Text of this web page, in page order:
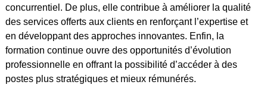
concurrentiel. De plus, elle contribue à améliorer la qualité
des services offerts aux clients en renforçant l’expertise et
en développant des approches innovantes. Enfin, la
formation continue ouvre des opportunités d’évolution
professionnelle en offrant la possibilité d’accéder à des
postes plus stratégiques et mieux rémunérés.